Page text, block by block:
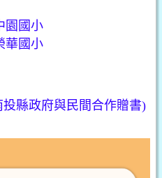
園國小
華國小
縣政府與民間合作贈書)